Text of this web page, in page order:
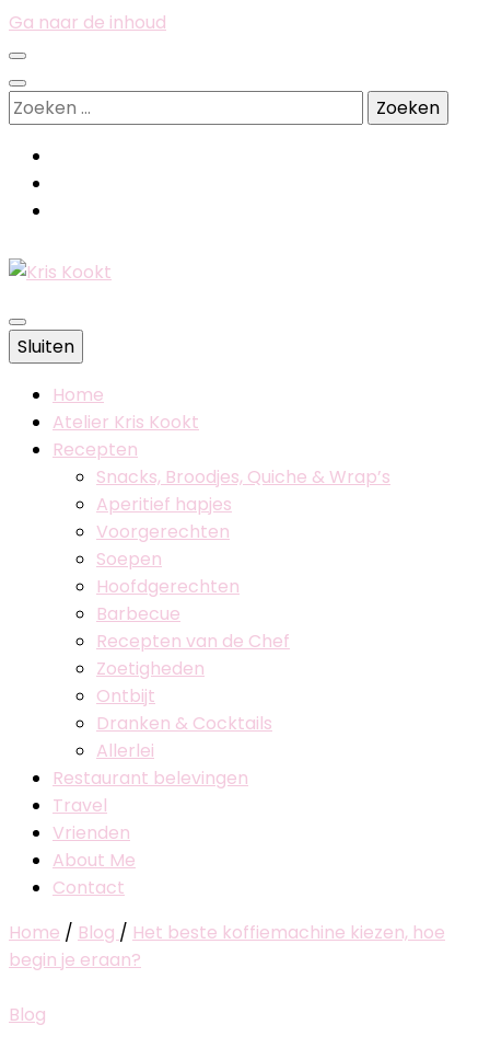
Ga naar de inhoud
Zoeken
naar:
Kris Kookt
Belgische foodblog
Sluiten
Home
Atelier Kris Kookt
Recepten
Snacks, Broodjes, Quiche & Wrap’s
Aperitief hapjes
Voorgerechten
Soepen
Hoofdgerechten
Barbecue
Recepten van de Chef
Zoetigheden
Ontbijt
Dranken & Cocktails
Allerlei
Restaurant belevingen
Travel
Vrienden
About Me
Contact
Home / Blog / Het beste koffiemachine kiezen, hoe
begin je eraan?
Blog